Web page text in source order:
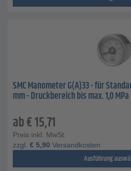
SMC Manometer G(A)33 - für
mm - Druckbereich bis max. 1,0
ab€15,71
Preis inkl. MwSt.
zzgl. € 5,90 Versandkosten
Ausführung